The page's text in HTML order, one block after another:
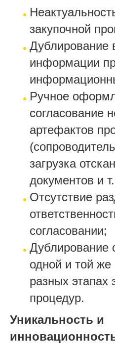
закупочной
Дублирование
информации
Ручное
согласование
артефактов
загрузка
документов и
Отсутствие
согласовании;
Дублирование
одной и той
разных этапах
процедур.
Уникальность и